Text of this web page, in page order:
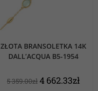
ZŁOTA BRANSOLETKA 14K
DALL’ACQUA B5-1954
5 359.00zł 4 662.33zł